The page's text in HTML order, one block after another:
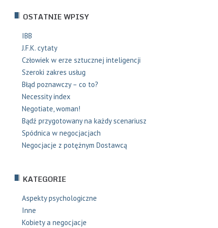
OSTATNIE WPISY
IBB
J.F.K. cytaty
Człowiek w erze sztucznej inteligencji
Szeroki zakres usług
Błąd poznawczy – co to?
Necessity index
Negotiate, woman!
Bądź przygotowany na każdy scenariusz
Spódnica w negocjacjach
Negocjacje z potężnym Dostawcą
KATEGORIE
Aspekty psychologiczne
Inne
Kobiety a negocjacje